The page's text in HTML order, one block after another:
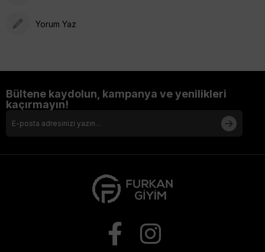
Yorum Yaz
Bültene kaydolun, kampanya ve yenilikleri
kaçırmayın!